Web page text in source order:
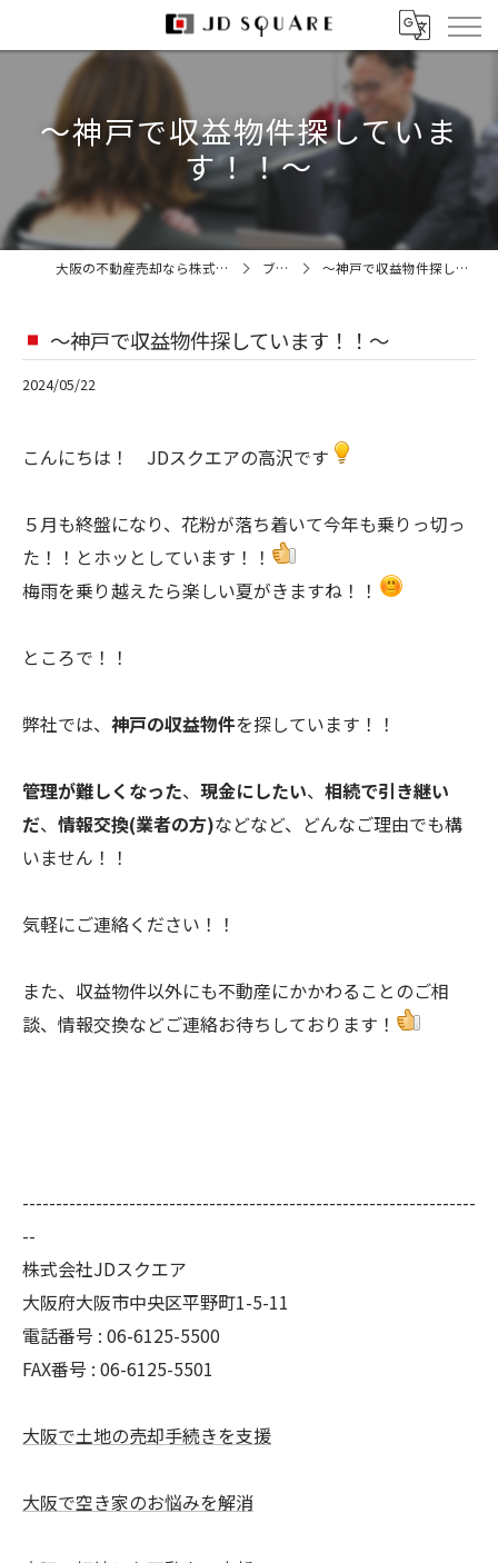
～神戸で収益物件探していま
す！！～
大阪の不動産売却なら株式会社JDスクエア ブログ ～神戸で収益物件探しています！！～
～神戸で収益物件探しています！！～
2024/05/22
こんにちは！ JDスクエアの高沢です
５月も終盤になり、花粉が落ち着いて今年も乗りっ切っ
た！！とホッとしています！！
梅雨を乗り越えたら楽しい夏がきますね！！
ところで！！
弊社では、 神戸の収益物件を探しています！！
管理が難しくなった、 現金にしたい、 相続で引き継い
だ、 情報交換(業者の方)などなど、どんなご理由でも構
いません！！
気軽にご連絡ください！！
また、収益物件以外にも不動産にかかわることのご相
談、情報交換などご連絡お待ちしております！
--------------------------------------------------------------------
--
株式会社JDスクエア
大阪府大阪市中央区平野町1-5-11
電話番号 : 06-6125-5500
FAX番号 : 06-6125-5501
大阪で土地の売却手続きを支援
大阪で空き家のお悩みを解消